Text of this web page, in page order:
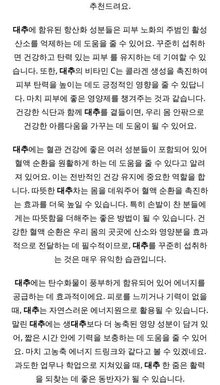
추천드려요.
대추에 함유된 항산화 성분들은 피부 노화의 주범인 활성
산소를 억제하는 데 도움을 줄 수 있어요. 꾸준히 섭취하
면 건강하고 탄력 있는 피부 를 유지하는 데 기여할 수 있
습니다. 또한, 대추의 비타민 C는 콜라겐 생성을 촉진하여
피부 탄력을 높이는 데도 긍정적인 영향을 줄 수 있답니
다. 마치 피부에 좋은 영양제를 챙겨주는 것과 같습니다.
건강한 식단과 함께 대추를 곁들이면, 우리 몸 안팎으로
건강한 아름다움을 가꾸는 데 도움이 될 수 있어요.
대추에는 혈관 건강에 좋은 여러 성분들이 포함되어 있어
혈액 순환을 원활하게 하는 데 도움을 줄 수 있다고 알려
져 있어요. 이는 전반적인 건강 유지에 중요한 역할을 합
니다. 따뜻한대추차는 몸을 데워주어 혈액 순환을 촉진하
는 효과를 더욱 높일 수 있습니다. 특히 손발이 찬 분들에
게는 따뜻함을 더해주는 좋은 방법이 될 수 있습니다. 건
강한 혈액 순환은 우리 몸의 곳곳에 산소와 영양분을 효과
적으로 전달하는 데 필수적이므로, 대추를 꾸준히 섭취하
는 것은 매우 유익한 습관입니다.
대추에는 탄수화물이 풍부하게 함유되어 있어 에너지를
공급하는 데 효과적이에요. 피로를 느끼거나 기력이 없을
때, 대추는 자연스러운 에너지원으로 활용될 수 있습니다.
말린 대추에는 생대추보다 더 농축된 영양 성분이 담겨 있
어, 짧은 시간 안에 기력을 보충하는 데 도움을 줄 수 있어
요. 마치 고농축 에너지 드링크와 같다고 볼 수 있겠네요.
과도한 업무나 학업으로 지쳐있을 때, 대추 한 줌은 활력
을 되찾는 데 좋은 동반자가 될 수 있습니다.